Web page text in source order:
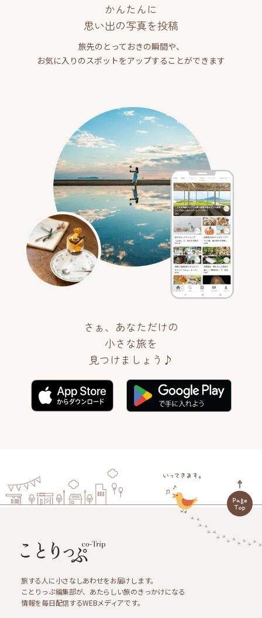
かんたんに
思い出の写真を投稿
旅先のとっておきの瞬間や、
お気に入りのスポットをアップすることができます
さぁ、あなただけの
小さな旅を
見つけましょう♪
旅する人に小さなしあわせをお届けします。
ことりっぷ編集部が、あたらしい旅のきっかけになる
情報を毎日配信するWEBメディアです。